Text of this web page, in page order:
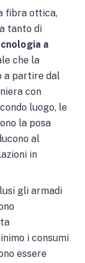
fibra ottica,
tanto di
a
che la
a partire dal
con
luogo, le
la posa
al
in
gli armadi
i consumi
essere